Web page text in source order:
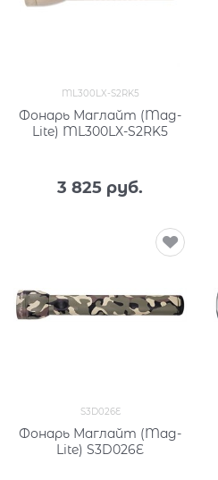
ML300LX-S2RK5
Фонарь Маглайт (Mag-
Lite) ML300LX-S2RK5
3 825 руб.
S3D026E
Фонарь Маглайт (Mag-
Lite) S3D026E